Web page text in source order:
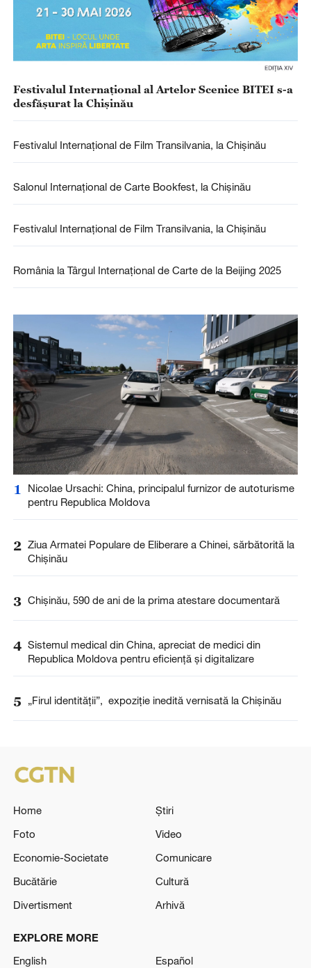
Festivalul Internațional al Artelor Scenice BITEI s-a
desfășurat la Chișinău
Festivalul Internațional de Film Transilvania, la Chișinău
Salonul Internațional de Carte Bookfest, la Chișinău
Festivalul Internațional de Film Transilvania, la Chișinău
România la Târgul Internațional de Carte de la Beijing 2025
1
Nicolae Ursachi: China, principalul furnizor de autoturisme
pentru Republica Moldova
2 Ziua Armatei Populare de Eliberare a Chinei, sărbătorită la
Chișinău
3 Chișinău, 590 de ani de la prima atestare documentară
4 Sistemul medical din China, apreciat de medici din
Republica Moldova pentru eficiență și digitalizare
5 „Firul identității”, expoziție inedită vernisată la Chișinău
Home
Știri
Foto
Video
Economie-Societate
Comunicare
Bucătărie
Cultură
Divertisment
Arhivă
EXPLORE MORE
English
Español